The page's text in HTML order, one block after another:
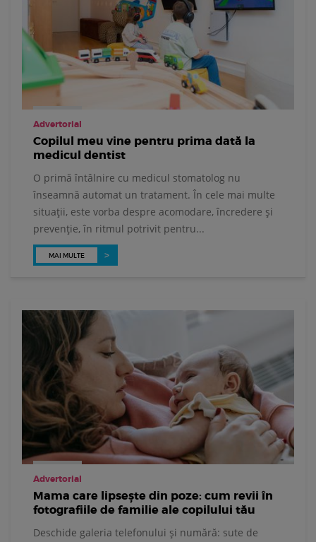
Advertorial
Copilul meu vine pentru prima dată la
medicul dentist
O primă întâlnire cu medicul stomatolog nu
înseamnă automat un tratament. În cele mai multe
situații, este vorba despre acomodare, încredere și
prevenție, în ritmul potrivit pentru...
MAI MULTE
Advertorial
Mama care lipsește din poze: cum revii în
fotografiile de familie ale copilului tău
Deschide galeria telefonului și numără: sute de